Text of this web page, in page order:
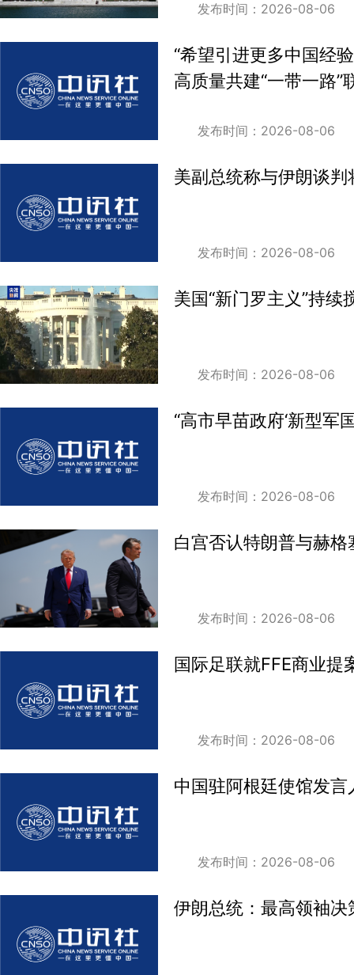
发布时间：2026-08-06
“希望引进更多中国经
高质量共建“一带一路”
发布时间：2026-08-06
美副总统称与伊朗谈判
发布时间：2026-08-06
美国“新门罗主义”持
发布时间：2026-08-06
“高市早苗政府‘新型军
发布时间：2026-08-06
白宫否认特朗普与赫
发布时间：2026-08-06
国际足联就FFE商业提
发布时间：2026-08-06
中国驻阿根廷使馆发
发布时间：2026-08-06
伊朗总统：最高领袖